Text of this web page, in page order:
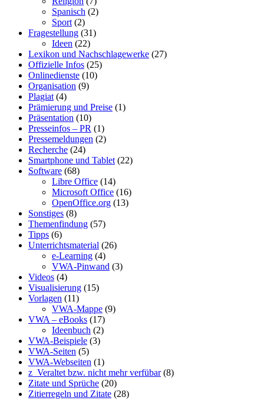
Spanisch (2)
Sport (2)
Fragestellung (31)
Ideen (22)
Lexikon und Nachschlagewerke (27)
Offizielle Infos (25)
Onlinedienste (10)
Organisation (9)
Plagiat (4)
Prämierung und Preise (1)
Präsentation (10)
Presseinfos – PR (1)
Pressemeldungen (2)
Recherche (24)
Smartphone und Tablet (22)
Software (68)
Libre Office (14)
Microsoft Office (16)
OpenOffice.org (13)
Sonstiges (8)
Themenfindung (57)
Tipps (6)
Unterrichtsmaterial (26)
e-Learning (4)
VWA-Pinwand (3)
Videos (4)
Visualisierung (15)
Vorlagen (11)
VWA-Mappe (9)
VWA – eBooks (17)
Ideenbuch (2)
VWA-Beispiele (3)
VWA-Seiten (5)
VWA-Webseiten (1)
z_Veraltet bzw. nicht mehr verfübar(8)
Zitate und Sprüche (20)
Zitierregeln und Zitate (28)